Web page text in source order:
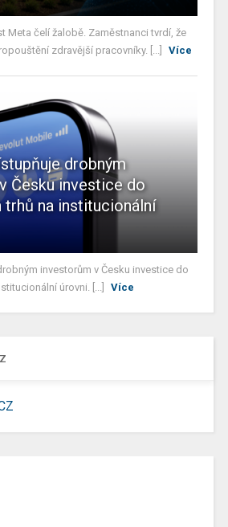
Meta čelí žalobě. Zaměstnanci tvrdí, že
zdravější pracovníky. [...]
Více
drobným
Česku investice do
trhů na institucionální
investorům v Česku investice do
úrovni. [...]
Více